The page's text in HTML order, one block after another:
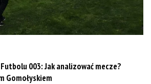
Futbolu 003: Jak analizować mecze?
Gomołyskiem